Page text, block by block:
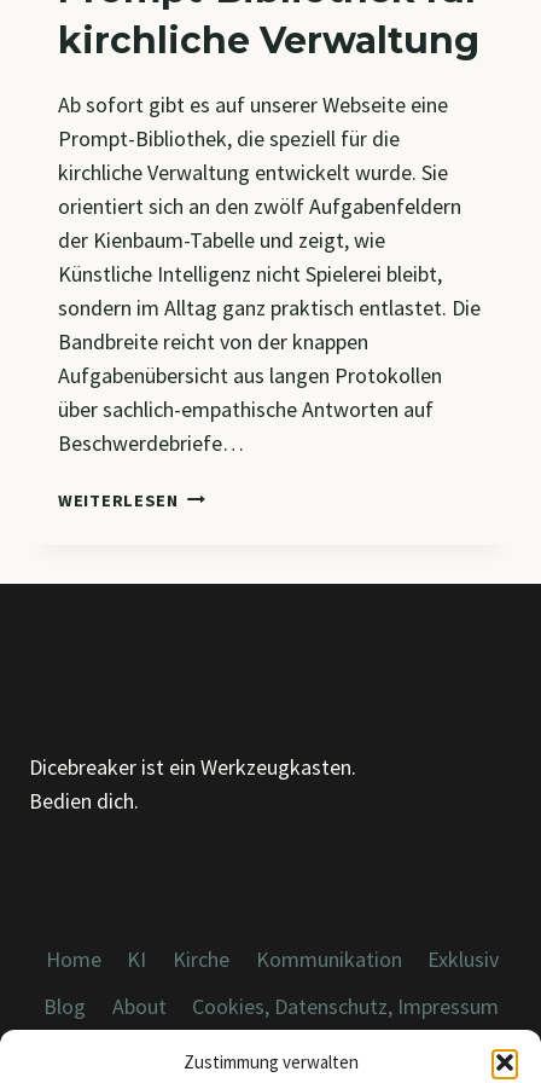
Zustimmung verwalten
kirchliche Verwaltung
Ab sofort gibt es auf unserer Webseite eine
Prompt-Bibliothek, die speziell für die
kirchliche Verwaltung entwickelt wurde. Sie
orientiert sich an den zwölf Aufgabenfeldern
der Kienbaum-Tabelle und zeigt, wie
Künstliche Intelligenz nicht Spielerei bleibt,
sondern im Alltag ganz praktisch entlastet. Die
Bandbreite reicht von der knappen
Aufgabenübersicht aus langen Protokollen
über sachlich-empathische Antworten auf
Beschwerdebriefe…
WEITERLESEN PROMPT-
Dicebreaker ist ein Werkzeugkasten.
Bedien dich.
Home KI Kirche Kommunikation
Exklusiv
Blog
About Cookies, Datenschutz, Impressum